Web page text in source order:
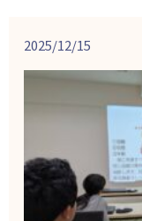
2025/12/15